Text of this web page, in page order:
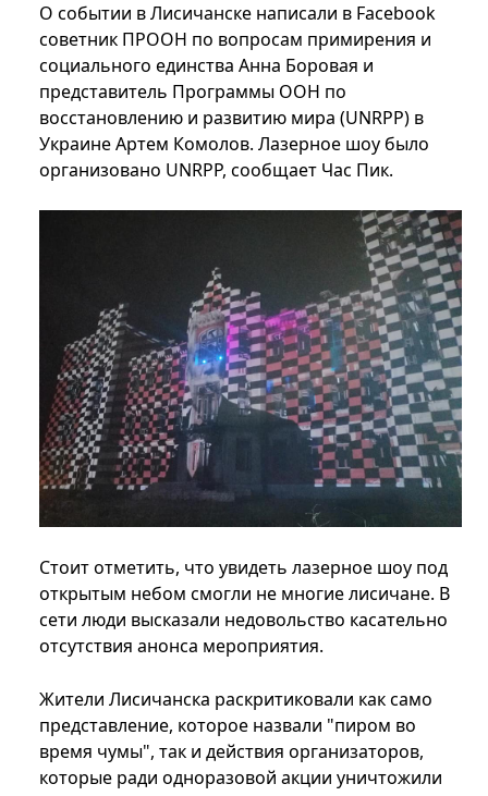
О событии в Лисичанске написали в Facebook
советник ПРООН по вопросам примирения и
социального единства Анна Боровая и
представитель Программы ООН по
восстановлению и развитию мира (UNRPP) в
Украине Артем Комолов. Лазерное шоу было
организовано UNRPP, сообщает Час Пик.
Стоит отметить, что увидеть лазерное шоу под
открытым небом смогли не многие лисичане. В
сети люди высказали недовольство касательно
отсутствия анонса мероприятия.
Жители Лисичанска раскритиковали как само
представление, которое назвали "пиром во
время чумы", так и действия организаторов,
которые ради одноразовой акции уничтожили